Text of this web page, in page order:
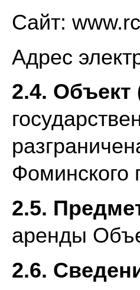
Сайт:
Адрес
2.4. Объект
Фоминского
2.5.
аренды
2.6.